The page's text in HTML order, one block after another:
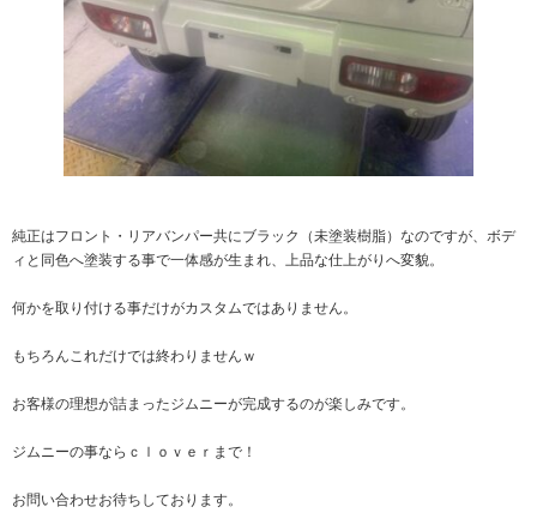
純正はフロント・リアバンパー共にブラック（未塗装樹脂）なのですが、ボデ
ィと同色へ塗装する事で一体感が生まれ、上品な仕上がりへ変貌。
何かを取り付ける事だけがカスタムではありません。
もちろんこれだけでは終わりませんｗ
お客様の理想が詰まったジムニーが完成するのが楽しみです。
ジムニーの事ならｃｌｏｖｅｒまで！
お問い合わせお待ちしております。